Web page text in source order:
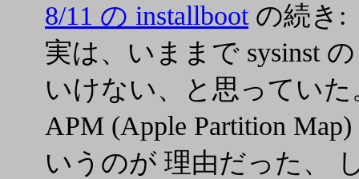
8/11 の installbootの続き:
実は、いままで sysinst
いけない、と思ってい
APM (Apple Partition
いうのが 理由だった、